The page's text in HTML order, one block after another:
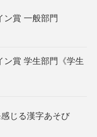
ン賞 一般部門
ン賞 学生部門《学生
じる漢字あそび